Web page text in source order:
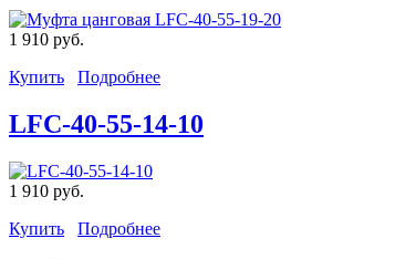
1 910 руб.
Купить
Подробнее
LFC-40-55-14-10
1 910 руб.
Купить
Подробнее